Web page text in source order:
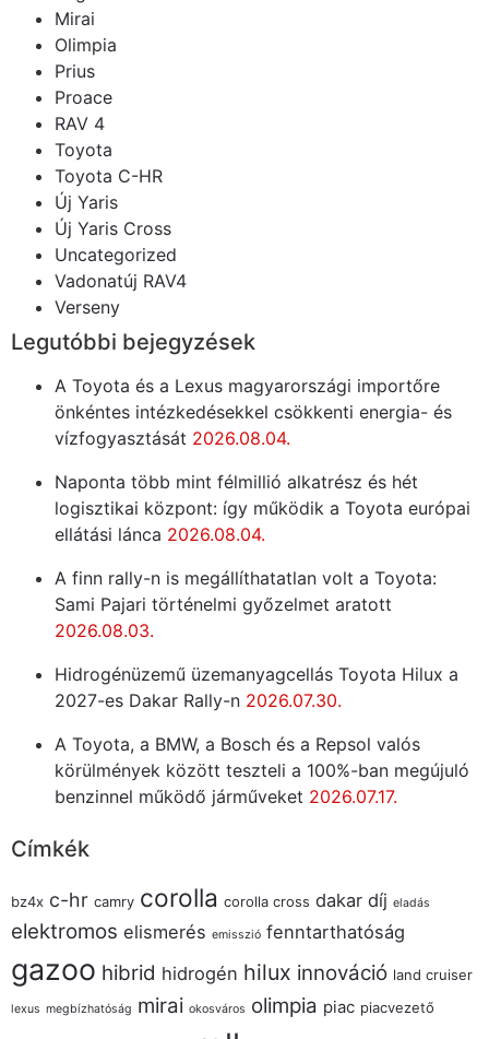
Mirai
Olimpia
Prius
Proace
RAV 4
Toyota
Toyota C-HR
Új Yaris
Új Yaris Cross
Uncategorized
Vadonatúj RAV4
Verseny
Legutóbbi bejegyzések
A Toyota és a Lexus magyarországi importőre
önkéntes intézkedésekkel csökkenti energia- és
vízfogyasztását 2026.08.04.
Naponta több mint félmillió alkatrész és hét
logisztikai központ: így működik a Toyota európai
ellátási lánca 2026.08.04.
A finn rally-n is megállíthatatlan volt a Toyota:
Sami Pajari történelmi győzelmet aratott
2026.08.03.
Hidrogénüzemű üzemanyagcellás Toyota Hilux a
2027-es Dakar Rally-n 2026.07.30.
A Toyota, a BMW, a Bosch és a Repsol valós
körülmények között teszteli a 100%-ban megújuló
benzinnel működő járműveket 2026.07.17.
Címkék
bz4x c-hr camry corolla corolla cross dakar díj eladás
elektromos elismerés emisszió fenntarthatóság
gazoo hibrid hidrogén hilux innováció land cruiser
lexus megbízhatóság mirai okosváros olimpia piac piacvezető